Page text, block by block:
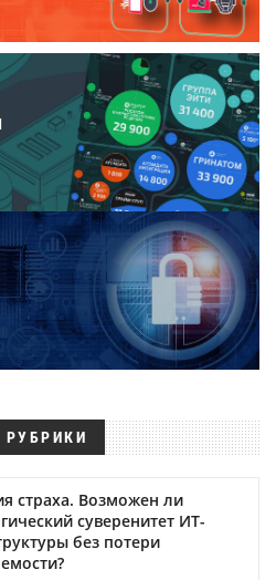
страха. Возможен ли
суверенитет ИТ-
без потери